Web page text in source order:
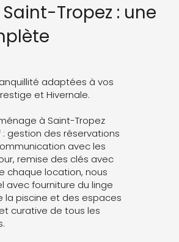
Tropez : une
adaptées à vos
et Hivernale.
à Saint-Tropez
gestion des réservations
avec les
remise des clés avec
chaque location, nous
avec fourniture du linge
la piscine et des espaces
curative de tous les